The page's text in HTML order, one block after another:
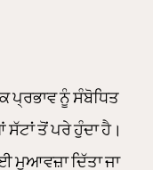
ਪ੍ਰਭਾਵ ਨੂੰ ਸੰਬੋਧਿਤ
ਤੋਂ ਪਰੇ ਹੁੰਦਾ ਹੈ।
ਮੁਆਵਜ਼ਾ ਦਿੱਤਾ ਜਾ